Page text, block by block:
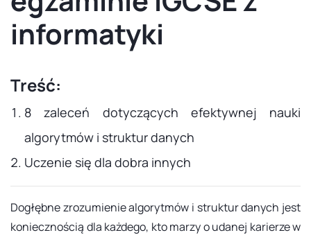
informatyki
Treść:
8 zaleceń dotyczących efektywnej nauki
algorytmów i struktur danych
Uczenie się dla dobra innych
Dogłębne zrozumienie algorytmów i struktur danych jest
koniecznością dla każdego, kto marzy o udanej karierze w